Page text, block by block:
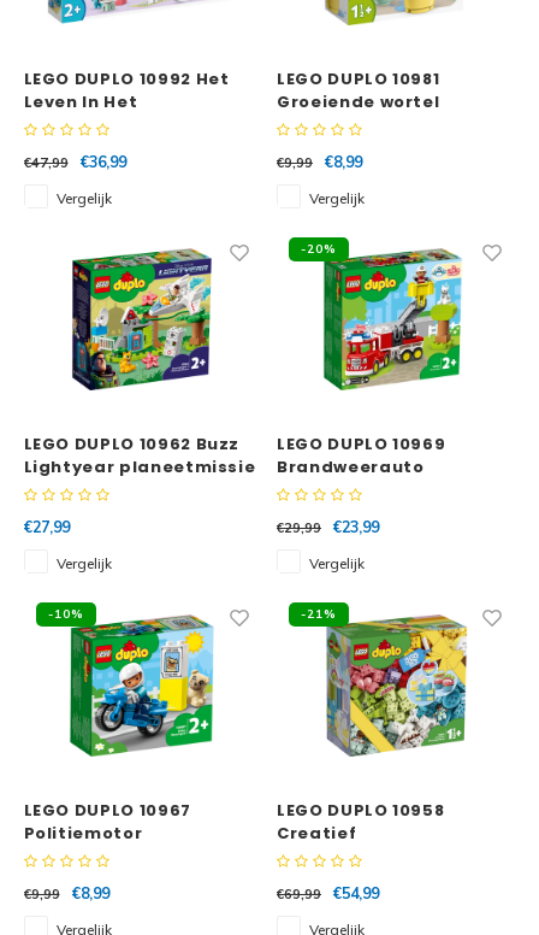
LEGO DUPLO 10992 Het
Leven In Het
Kinderdagverblijf
€47,99
€36,99
Vergelijk
LEGO DUPLO 10981
Groeiende wortel
€9,99
€8,99
Vergelijk
LEGO DUPLO 10962 Buzz
Lightyear planeetmissie
€27,99
Vergelijk
-20%
LEGO DUPLO 10969
Brandweerauto
€29,99
€23,99
Vergelijk
-10%
LEGO DUPLO 10967
Politiemotor
€9,99
€8,99
Vergelijk
-21%
LEGO DUPLO 10958
Creatief
verjaardagsfeestje
€69,99
€54,99
Vergelijk